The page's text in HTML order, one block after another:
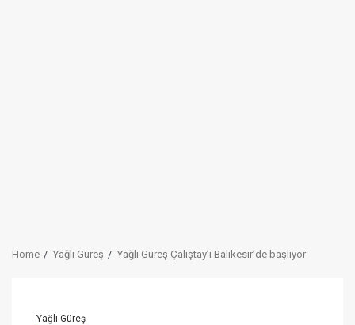
Home Yağlı Güreş Yağlı Güreş Çalıştay’ı Balıkesir’de başlıyor
Yağlı Güreş